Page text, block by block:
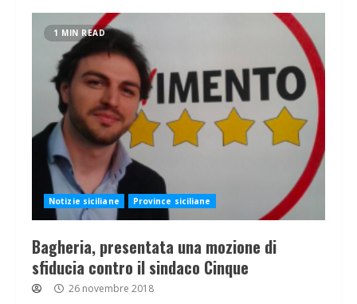
1 MIN READ
Notizie siciliane Province siciliane
Bagheria, presentata una mozione di
sfiducia contro il sindaco Cinque
26 novembre 2018